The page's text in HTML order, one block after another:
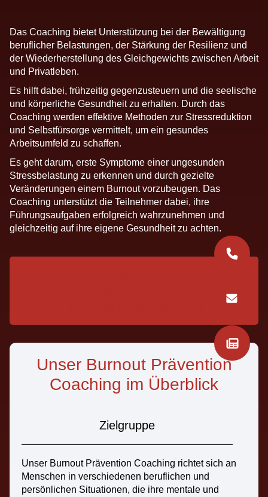
Das Coaching bietet Unterstützung bei der Bewältigung
beruflicher Belastungen, der Stärkung der Resilienz und
der Wiederherstellung des Gleichgewichts zwischen Arbeit
und Privatleben.
Es hilft dabei, frühzeitig gegenzusteuern und die seelische
und körperliche Gesundheit zu erhalten. Durch das
Coaching werden effektive Methoden zur Stressreduktion
und Selbstfürsorge vermittelt, um ein gesundes
Arbeitsumfeld zu schaffen.
Es geht darum, erste Symptome einer ungesunden
Stressbelastung zu erkennen und durch gezielte
Veränderungen einem Burnout vorzubeugen. Das
Coaching unterstützt die Teilnehmer dabei, ihre
Führungsaufgaben erfolgreich wahrzunehmen und
gleichzeitig auf ihre eigene Gesundheit zu achten.
Unser Burnout Prävention
Coaching im Überblick
Zielgruppe
Unser Burnout Prävention Coaching richtet sich an
Menschen in verschiedenen beruflichen und
persönlichen Situationen, die ihre mentale und